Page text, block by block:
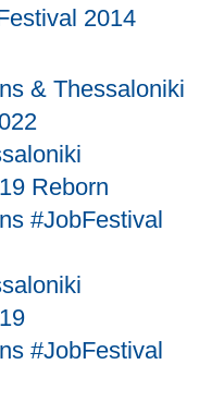
2014
& Thessaloniki
Reborn
#JobFestival
#JobFestival